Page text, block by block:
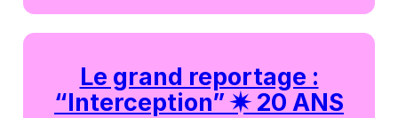
Le grand reportage :
“Interception” ✷ 20 ANS